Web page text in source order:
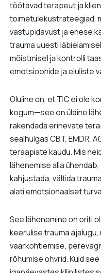
töötavad terapeut ja
toimetulekustrateegiad,
vastupidavust ja enese
trauma uuesti
mõistmisel ja kontrolli
emotsioonide ja eluliste
Oluline on, et TIC ei ole
kogum—see on üldine
rakendada erinevate
sealhulgas CBT, EMDR,
teraapiate kaudu. Mis
lähenemise alla
kahjustada, vältida
alati emotsionaalset
See lähenemine on eriti
keerulise trauma
väärkohtlemise,
rõhumise ohvrid. Kuid